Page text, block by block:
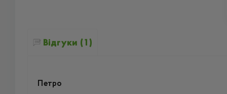
Відгуки (1)
Петро